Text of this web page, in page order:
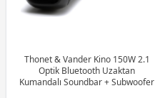
Thonet & Vander Kino 150W 2.1
Optik Bluetooth Uzaktan
Kumandalı Soundbar + Subwoofer